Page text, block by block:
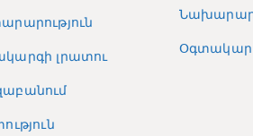
լրատու
Օգտակար